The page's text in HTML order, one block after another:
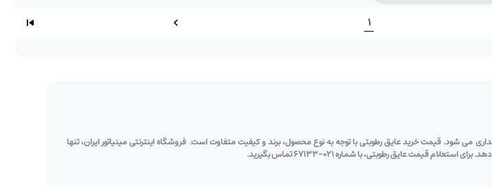
1
‌شود. قیمت خرید عایق رطوبتی با توجه به نوع محصول، برند و کیفیت متفاوت است. فروشگاه اینترنتی مینیاتور ایران، تنها
قیمت عایق رطوبتی، با شماره 021-67133 تماس بگیرید.